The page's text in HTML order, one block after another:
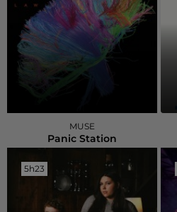
MUSE
Panic Station
5h23
5h23